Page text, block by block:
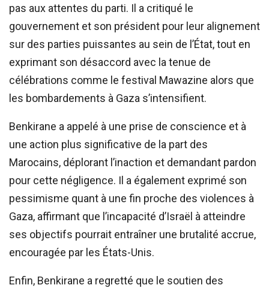
pas aux attentes du parti. Il a critiqué le
gouvernement et son président pour leur alignement
sur des parties puissantes au sein de l’État, tout en
exprimant son désaccord avec la tenue de
célébrations comme le festival Mawazine alors que
les bombardements à Gaza s’intensifient.
Benkirane a appelé à une prise de conscience et à
une action plus significative de la part des
Marocains, déplorant l’inaction et demandant pardon
pour cette négligence. Il a également exprimé son
pessimisme quant à une fin proche des violences à
Gaza, affirmant que l’incapacité d’Israël à atteindre
ses objectifs pourrait entraîner une brutalité accrue,
encouragée par les États-Unis.
Enfin, Benkirane a regretté que le soutien des